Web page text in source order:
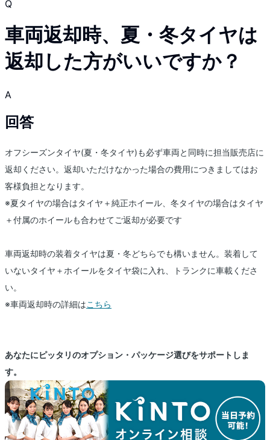
Q
車両返却時、夏・冬タイヤは
返却した方がいいですか？
A
回答
オフシーズンタイヤ(夏・冬タイヤ)も必ず車両と同時に担当販売店に
返却ください。返却いただけなかった場合の費用につきましてはお
客様負担となります。
※夏タイヤの場合はタイヤ＋純正ホイール、冬タイヤの場合はタイヤ
＋付属のホイールも合わせてご返却が必要です
車両返却時の装着タイヤは夏・冬どちらでも構いません。装着して
いないタイヤ＋ホイールをタイヤ袋に入れ、トランクに車載くださ
い。
※車両返却時の詳細はこちら
あなたにピッタリのオプション・パッケージ選びをサポートしま
す。